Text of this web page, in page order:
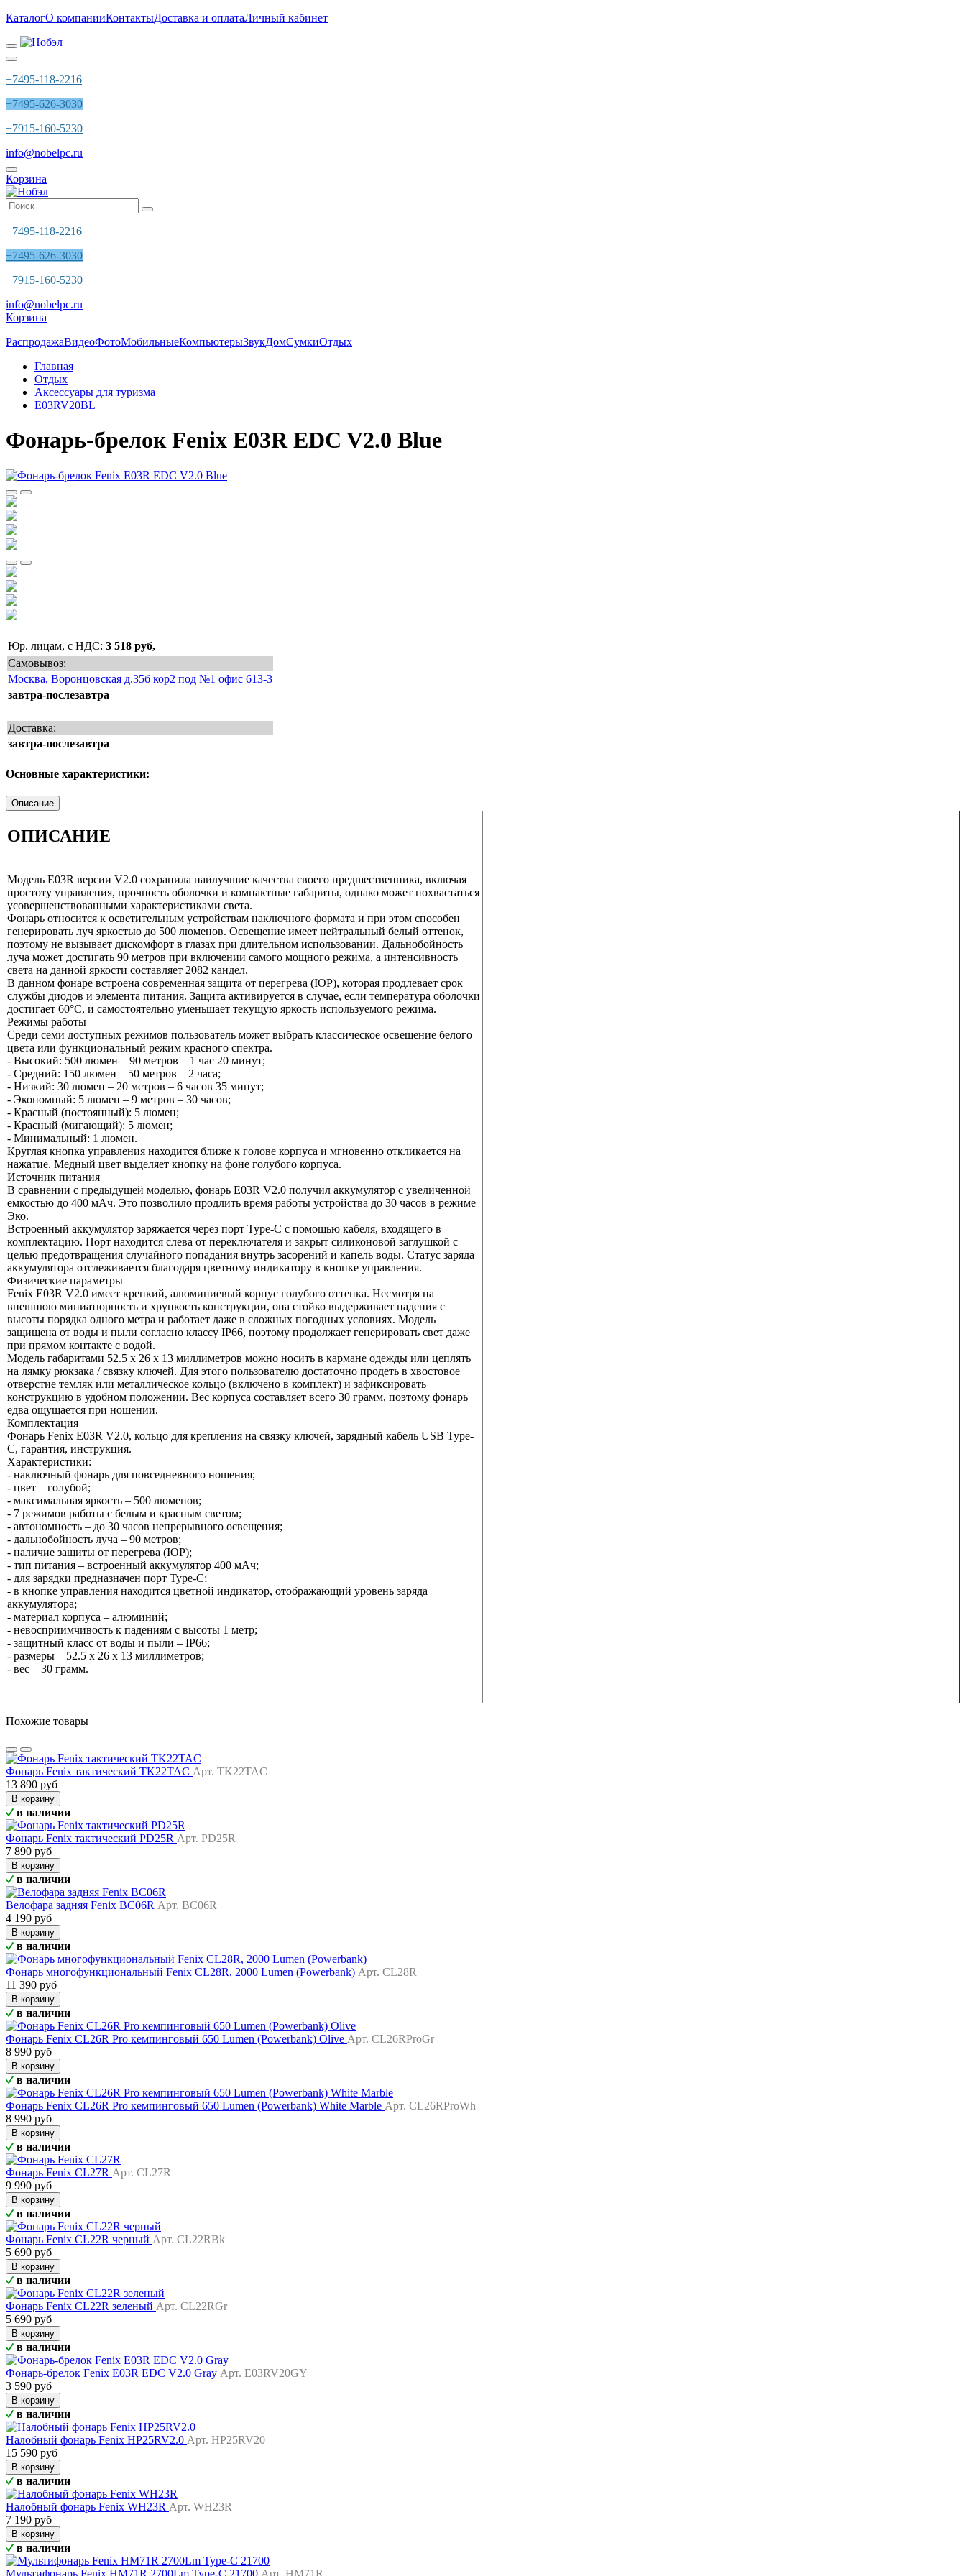
КаталогО компанииКонтактыДоставка и оплатаЛичный кабинет
+7495-118-2216
+7495-626-3030
+7915-160-5230
info@nobelpc.ru
Корзина
+7495-118-2216
+7495-626-3030
+7915-160-5230
info@nobelpc.ru
Корзина
РаспродажаВидеоФотоМобильныеКомпьютерыЗвукДомСумкиОтдых
Главная
Отдых
Аксессуары для туризма
E03RV20BL
Фонарь-брелок Fenix E03R EDC V2.0 Blue
Юр. лицам, с НДС: 3 518 руб,
Самовывоз:
Москва, Воронцовская д.35б кор2 под №1 офис 613-3
завтра-послезавтра
Доставка:
завтра-послезавтра
Основные характеристики:
Описание
ОПИСАНИЕ
Модель E03R версии V2.0 сохранила наилучшие качества своего предшественника, включая
простоту управления, прочность оболочки и компактные габариты, однако может похвастаться
усовершенствованными характеристиками света.
Фонарь относится к осветительным устройствам наключного формата и при этом способен
генерировать луч яркостью до 500 люменов. Освещение имеет нейтральный белый оттенок,
поэтому не вызывает дискомфорт в глазах при длительном использовании. Дальнобойность
луча может достигать 90 метров при включении самого мощного режима, а интенсивность
света на данной яркости составляет 2082 кандел.
В данном фонаре встроена современная защита от перегрева (IOP), которая продлевает срок
службы диодов и элемента питания. Защита активируется в случае, если температура оболочки
достигает 60°C, и самостоятельно уменьшает текущую яркость используемого режима.
Режимы работы
Среди семи доступных режимов пользователь может выбрать классическое освещение белого
цвета или функциональный режим красного спектра.
- Высокий: 500 люмен – 90 метров – 1 час 20 минут;
- Средний: 150 люмен – 50 метров – 2 часа;
- Низкий: 30 люмен – 20 метров – 6 часов 35 минут;
- Экономный: 5 люмен – 9 метров – 30 часов;
- Красный (постоянный): 5 люмен;
- Красный (мигающий): 5 люмен;
- Минимальный: 1 люмен.
Круглая кнопка управления находится ближе к голове корпуса и мгновенно откликается на
нажатие. Медный цвет выделяет кнопку на фоне голубого корпуса.
Источник питания
В сравнении с предыдущей моделью, фонарь E03R V2.0 получил аккумулятор с увеличенной
емкостью до 400 мАч. Это позволило продлить время работы устройства до 30 часов в режиме
Эко.
Встроенный аккумулятор заряжается через порт Type-C с помощью кабеля, входящего в
комплектацию. Порт находится слева от переключателя и закрыт силиконовой заглушкой с
целью предотвращения случайного попадания внутрь засорений и капель воды. Статус заряда
аккумулятора отслеживается благодаря цветному индикатору в кнопке управления.
Физические параметры
Fenix E03R V2.0 имеет крепкий, алюминиевый корпус голубого оттенка. Несмотря на
внешнюю миниатюрность и хрупкость конструкции, она стойко выдерживает падения с
высоты порядка одного метра и работает даже в сложных погодных условиях. Модель
защищена от воды и пыли согласно классу IP66, поэтому продолжает генерировать свет даже
при прямом контакте с водой.
Модель габаритами 52.5 х 26 х 13 миллиметров можно носить в кармане одежды или цеплять
на лямку рюкзака / связку ключей. Для этого пользователю достаточно продеть в хвостовое
отверстие темляк или металлическое кольцо (включено в комплект) и зафиксировать
конструкцию в удобном положении. Вес корпуса составляет всего 30 грамм, поэтому фонарь
едва ощущается при ношении.
Комплектация
Фонарь Fenix E03R V2.0, кольцо для крепления на связку ключей, зарядный кабель USB Type-
C, гарантия, инструкция.
Характеристики:
- наключный фонарь для повседневного ношения;
- цвет – голубой;
- максимальная яркость – 500 люменов;
- 7 режимов работы с белым и красным светом;
- автономность – до 30 часов непрерывного освещения;
- дальнобойность луча – 90 метров;
- наличие защиты от перегрева (IOP);
- тип питания – встроенный аккумулятор 400 мАч;
- для зарядки предназначен порт Type-C;
- в кнопке управления находится цветной индикатор, отображающий уровень заряда
аккумулятора;
- материал корпуса – алюминий;
- невосприимчивость к падениям с высоты 1 метр;
- защитный класс от воды и пыли – IP66;
- размеры – 52.5 х 26 х 13 миллиметров;
- вес – 30 грамм.
Похожие товары
Фонарь Fenix тактический TK22TAC Арт. TK22TAC
13 890 руб
В корзину
в наличии
Фонарь Fenix тактический PD25R Арт. PD25R
7 890 руб
В корзину
в наличии
Велофара задняя Fenix BC06R Арт. BC06R
4 190 руб
В корзину
в наличии
Фонарь многофункциональный Fenix CL28R, 2000 Lumen (Powerbank) Арт. CL28R
11 390 руб
В корзину
в наличии
Фонарь Fenix CL26R Pro кемпинговый 650 Lumen (Powerbank) Olive Арт. CL26RProGr
8 990 руб
В корзину
в наличии
Фонарь Fenix CL26R Pro кемпинговый 650 Lumen (Powerbank) White Marble Арт. CL26RProWh
8 990 руб
В корзину
в наличии
Фонарь Fenix CL27R Арт. CL27R
9 990 руб
В корзину
в наличии
Фонарь Fenix CL22R черный Арт. CL22RBk
5 690 руб
В корзину
в наличии
Фонарь Fenix CL22R зеленый Арт. CL22RGr
5 690 руб
В корзину
в наличии
Фонарь-брелок Fenix E03R EDC V2.0 Gray Арт. E03RV20GY
3 590 руб
В корзину
в наличии
Налобный фонарь Fenix HP25RV2.0 Арт. HP25RV20
15 590 руб
В корзину
в наличии
Налобный фонарь Fenix WH23R Арт. WH23R
7 190 руб
В корзину
в наличии